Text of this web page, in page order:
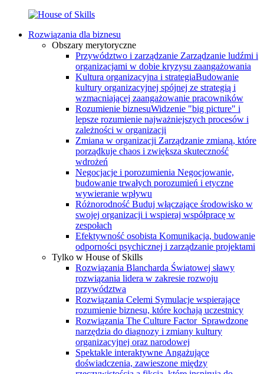
Rozwiązania dla biznesu
Obszary merytoryczne
Przywództwo i zarządzanie Zarządzanie ludźmi i
organizacjami w dobie kryzysu zaangażowania
Kultura organizacyjna i strategiaBudowanie
kultury organizacyjnej spójnej ze strategią i
wzmacniającej zaangażowanie pracowników
Rozumienie biznesuWidzenie "big picture" i
lepsze rozumienie najważniejszych procesów i
zależności w organizacji
Zmiana w organizacji Zarządzanie zmianą, które
porządkuje chaos i zwiększa skuteczność
wdrożeń
Negocjacje i porozumienia Negocjowanie,
budowanie trwałych porozumień i etyczne
wywieranie wpływu
Różnorodność Buduj włączające środowisko w
swojej organizacji i wspieraj współpracę w
zespołach
Efektywność osobista Komunikacja, budowanie
odporności psychicznej i zarządzanie projektami
Tylko w House of Skills
Rozwiązania Blancharda Światowej sławy
rozwiązania lidera w zakresie rozwoju
przywództwa
Rozwiązania Celemi Symulacje wspierające
rozumienie biznesu, które kochają uczestnicy
Rozwiązania The Culture Factor Sprawdzone
narzędzia do diagnozy i zmiany kultury
organizacyjnej oraz narodowej
Spektakle interaktywne Angażujące
doświadczenia, zawieszone między